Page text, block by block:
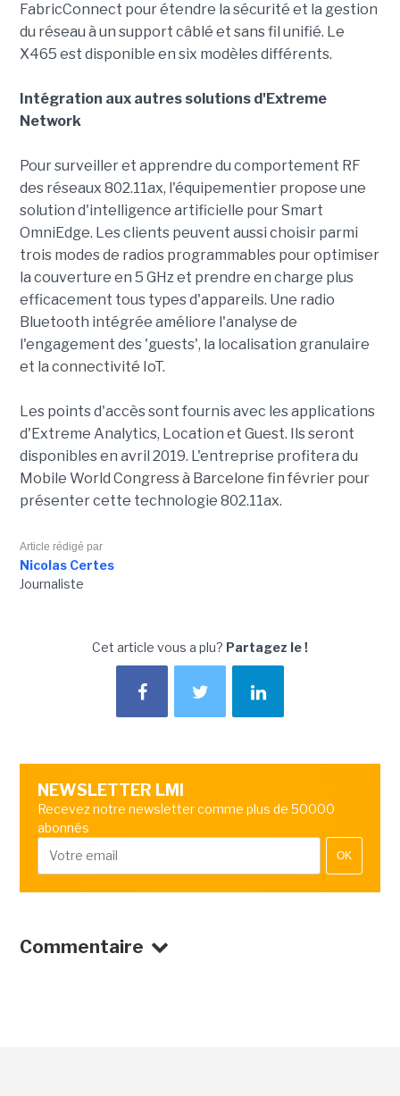
FabricConnect pour étendre la sécurité et la gestion
du réseau à un support câblé et sans fil unifié. Le
X465 est disponible en six modèles différents.
Intégration aux autres solutions d'Extreme
Network
Pour surveiller et apprendre du comportement RF
des réseaux 802.11ax, l'équipementier propose une
solution d'intelligence artificielle pour Smart
OmniEdge. Les clients peuvent aussi choisir parmi
trois modes de radios programmables pour optimiser
la couverture en 5 GHz et prendre en charge plus
efficacement tous types d'appareils. Une radio
Bluetooth intégrée améliore l'analyse de
l'engagement des 'guests', la localisation granulaire
et la connectivité IoT.
Les points d'accès sont fournis avec les applications
d'Extreme Analytics, Location et Guest. Ils seront
disponibles en avril 2019. L'entreprise profitera du
Mobile World Congress à Barcelone fin février pour
présenter cette technologie 802.11ax.
Article rédigé par
Nicolas Certes
Journaliste
Cet article vous a plu? Partagez le !
NEWSLETTER LMI
Recevez notre newsletter comme plus de 50000
abonnés
OK
Commentaire